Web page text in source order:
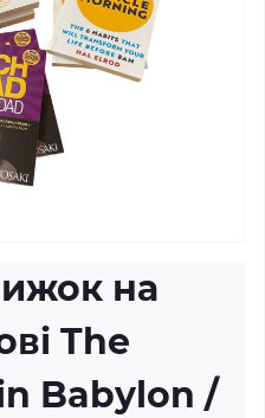
на
The
Babylon /